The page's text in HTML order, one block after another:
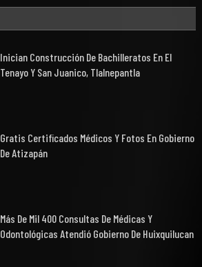
Inician Construcción De Bachilleratos En El
Tenayo Y San Juanico, Tlalnepantla
Gratis Certificados Médicos Y Fotos En Gobierno
De Atizapán
Más De Mil 400 Consultas De Médicas Y
Odontológicas Atendió Gobierno De Huixquilucan